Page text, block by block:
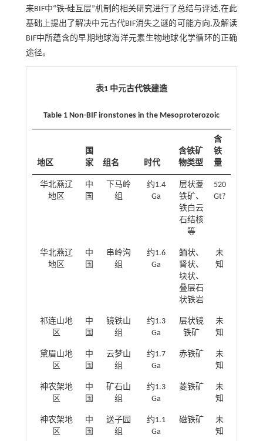
来BIF中“铁-硅互层”机制的相关研究进行了总结与评述,在此
基础上提出了解决中元古代BIF消失之谜的可能方向,及解读
BIF中所蕴含的早期地球海洋元素生物地球化学循环的正确
途径。
表1 中元古代铁建造
Table 1 Non-BIF ironstones in the Mesoproterozoic
地区
国
家
组名 时代
含铁矿
物类型
含
铁
量
华北燕辽
地区
中
国
下马岭
组
约1.4
Ga
层状菱
铁矿、
铁白云
石结核
等
520
Gt?
华北燕辽
地区
中
国
串岭沟
组
约1.6
Ga
鲕状、
肾状、
块状、
叠层石
状铁岩
未
知
祁连山地
区
中
国
镜铁山
组
约1.3
Ga
层状镜
铁矿
未
知
黛眉山地
区
中
国
云梦山
组
约1.7
Ga
赤铁矿
未
知
神农架地
区
中
国
矿石山
组
约1.3
Ga
菱铁矿
未
知
神农架地
区
中
国
送子园
组
约1.1
Ga
磁铁矿
未
知